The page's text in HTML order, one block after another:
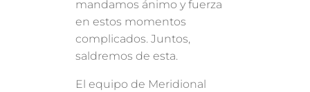
mandamos ánimo y fuerza
en estos momentos
complicados. Juntos,
saldremos de esta.
El equipo de Meridional